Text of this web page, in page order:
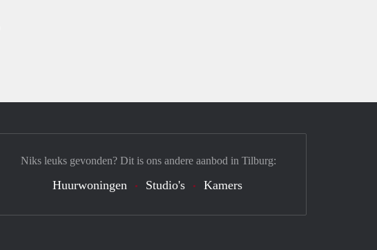
Niks leuks gevonden? Dit is ons andere aanbod in Tilburg:
Huurwoningen Studio's Kamers